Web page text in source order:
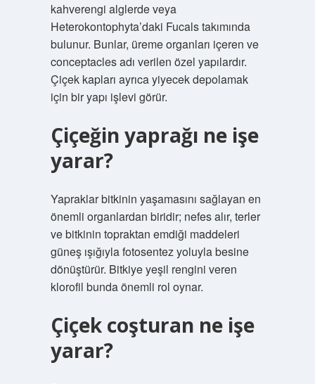
kahverengi alglerde veya
Heterokontophyta’daki Fucals takımında
bulunur. Bunlar, üreme organları içeren ve
conceptacles adı verilen özel yapılardır.
Çiçek kapları ayrıca yiyecek depolamak
için bir yapı işlevi görür.
Çiçeğin yaprağı ne işe
yarar?
Yapraklar bitkinin yaşamasını sağlayan en
önemli organlardan biridir; nefes alır, terler
ve bitkinin topraktan emdiği maddeleri
güneş ışığıyla fotosentez yoluyla besine
dönüştürür. Bitkiye yeşil rengini veren
klorofil bunda önemli rol oynar.
Çiçek coşturan ne işe
yarar?